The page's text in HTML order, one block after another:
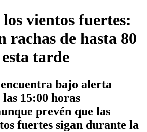
vientos fuertes:
rachas de hasta 80
tarde
bajo alerta
15:00 horas
prevén que las
fuertes sigan durante la